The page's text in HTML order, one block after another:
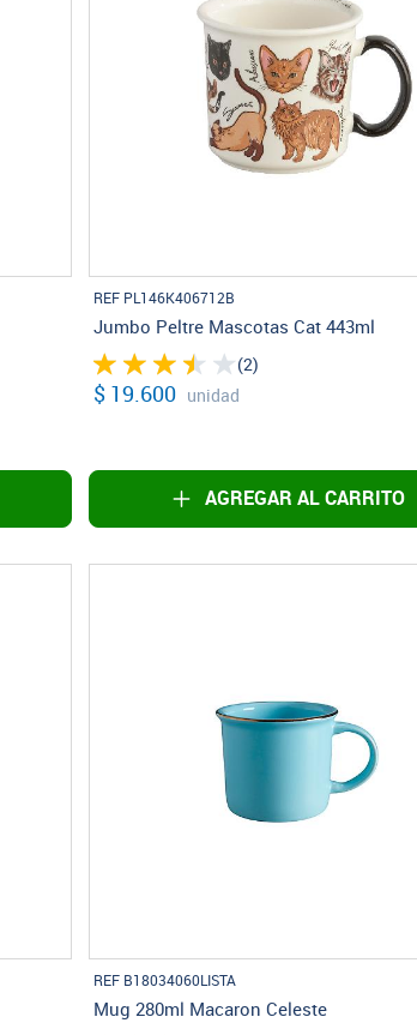
REF PL146K406712B
Jumbo Peltre Mascotas Cat 443ml
(2)
$ 19.600 unidad
AGREGAR AL CARRITO
REF B18034060LISTA
Mug 280ml Macaron Celeste